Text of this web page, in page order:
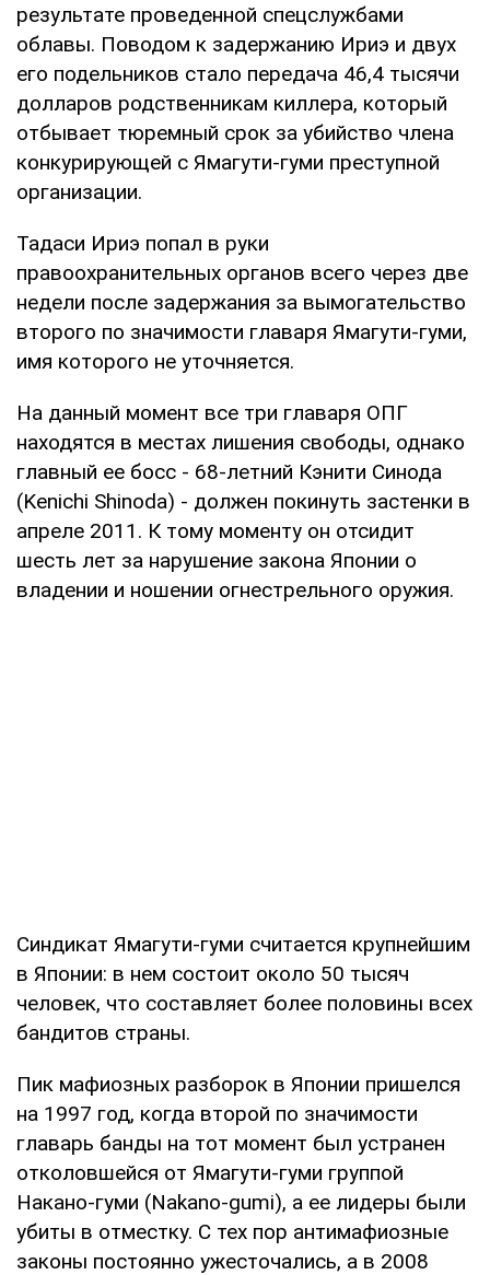
результате проведенной спецслужбами
облавы. Поводом к задержанию Ириэ и двух
его подельников стало передача 46,4 тысячи
долларов родственникам киллера, который
отбывает тюремный срок за убийство члена
конкурирующей с Ямагути-гуми преступной
организации.
Тадаси Ириэ попал в руки
правоохранительных органов всего через две
недели после задержания за вымогательство
второго по значимости главаря Ямагути-гуми,
имя которого не уточняется.
На данный момент все три главаря ОПГ
находятся в местах лишения свободы, однако
главный ее босс - 68-летний Кэнити Синода
(Kenichi Shinoda) - должен покинуть застенки в
апреле 2011. К тому моменту он отсидит
шесть лет за нарушение закона Японии о
владении и ношении огнестрельного оружия.
Синдикат Ямагути-гуми считается крупнейшим
в Японии: в нем состоит около 50 тысяч
человек, что составляет более половины всех
бандитов страны.
Пик мафиозных разборок в Японии пришелся
на 1997 год, когда второй по значимости
главарь банды на тот момент был устранен
отколовшейся от Ямагути-гуми группой
Накано-гуми (Nakano-gumi), а ее лидеры были
убиты в отместку. С тех пор антимафиозные
законы постоянно ужесточались, а в 2008